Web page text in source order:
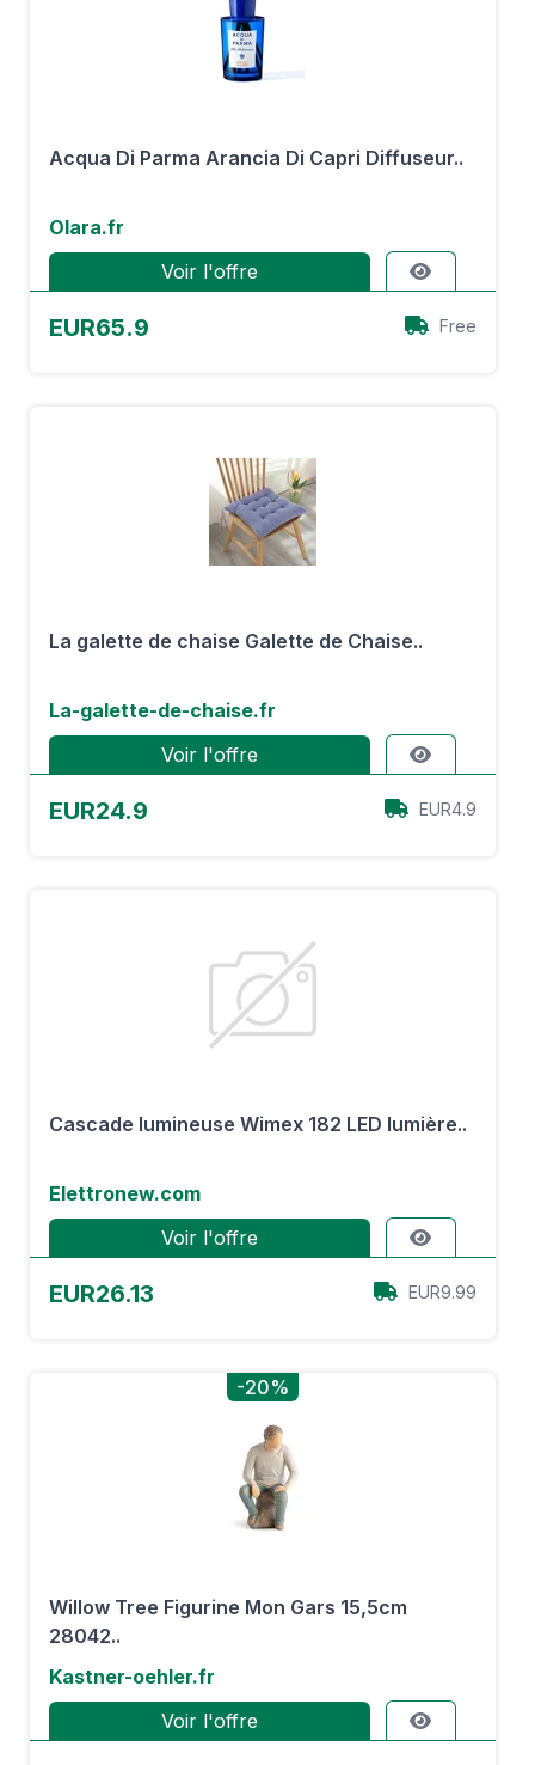
Acqua Di Parma Arancia Di Capri Diffuseur..
Olara.fr
Voir l'offre
EUR65.9 Free
La galette de chaise Galette de Chaise..
La-galette-de-chaise.fr
Voir l'offre
EUR24.9 EUR4.9
Cascade lumineuse Wimex 182 LED lumière..
Elettronew.com
Voir l'offre
EUR26.13 EUR9.99
-20%
Willow Tree Figurine Mon Gars 15,5cm
28042..
Kastner-oehler.fr
Voir l'offre